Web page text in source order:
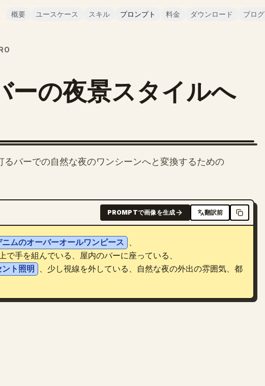
概要 ユースケース スキル プロンプト 料金 ダウンロード ブログ
ーの夜景スタイルへ
バーでの自然な夜のワンシーンへと変換するための
PROMPTで画像を生成 翻訳前
ニムのオーバーオールワンピース
、
で手を組んでいる、屋内のバーに座っている、
ト照明
、少し視線を外している、自然な夜の外出の雰囲気、都